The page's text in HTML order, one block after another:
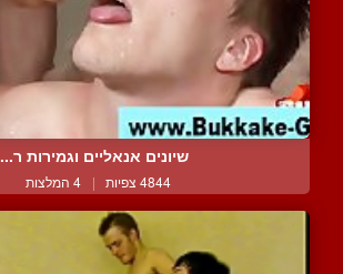
שיונים אנאליים וגמירות ר...
4844 צפיות | 4 המלצות